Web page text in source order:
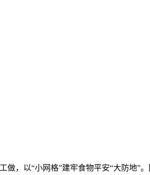
以“小网格”建牢食物平安“大防地”